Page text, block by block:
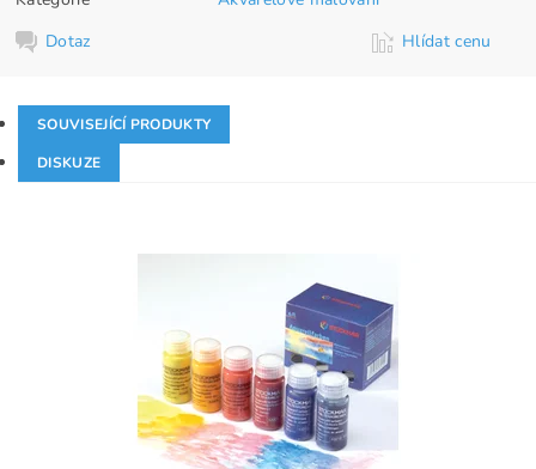
Dotaz
Hlídat cenu
SOUVISEJÍCÍ PRODUKTY
DISKUZE